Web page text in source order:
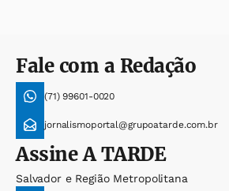
Fale com a Redação
(71) 99601-0020
jornalismoportal@grupoatarde.com.br
AssineA TARDE
Salvador e Região Metropolitana